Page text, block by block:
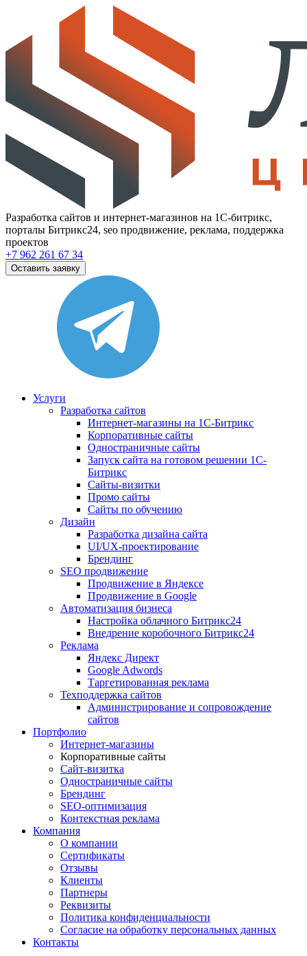
Разработка сайтов и интернет-магазинов на 1С-битрикс,
порталы Битрикс24, seo продвижение, реклама, поддержка
проектов
+7 962 261 67 34
Оставить заявку
Услуги
Разработка сайтов
Интернет-магазины на 1С-Битрикс
Корпоративные сайты
Одностраничные сайты
Запуск сайта на готовом решении 1С-
Битрикс
Сайты-визитки
Промо сайты
Сайты по обучению
Дизайн
Разработка дизайна сайта
UI/UX-проектирование
Брендинг
SEO продвижение
Продвижение в Яндексе
Продвижение в Google
Автоматизация бизнеса
Настройка облачного Битрикс24
Внедрение коробочного Битрикс24
Реклама
Яндекс Директ
Google Adwords
Таргетированная реклама
Техподдержка сайтов
Администрирование и сопровождение
сайтов
Портфолио
Интернет-магазины
Корпоративные сайты
Сайт-визитка
Одностраничные сайты
Брендинг
SEO-оптимизация
Контекстная реклама
Компания
О компании
Сертификаты
Отзывы
Клиенты
Партнеры
Реквизиты
Политика конфиденциальности
Согласие на обработку персональных данных
Контакты